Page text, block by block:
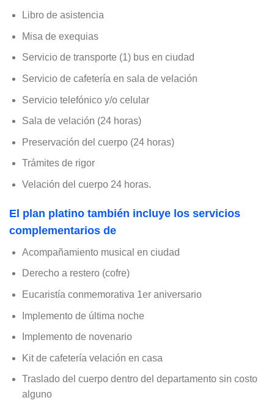
Libro de asistencia
Misa de exequias
Servicio de transporte (1) bus en ciudad
Servicio de cafetería en sala de velación
Servicio telefónico y/o celular
Sala de velación (24 horas)
Preservación del cuerpo (24 horas)
Trámites de rigor
Velación del cuerpo 24 horas.
El plan platino también incluye los servicios
complementarios de
Acompañamiento musical en ciudad
Derecho a restero (cofre)
Eucaristía conmemorativa 1er aniversario
Implemento de última noche
Implemento de novenario
Kit de cafetería velación en casa
Traslado del cuerpo dentro del departamento sin costo
alguno